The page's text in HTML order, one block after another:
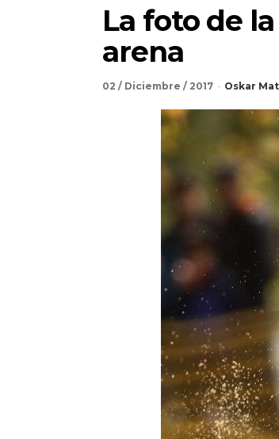
La foto de
arena
02 / Diciembre / 2017 Oskar